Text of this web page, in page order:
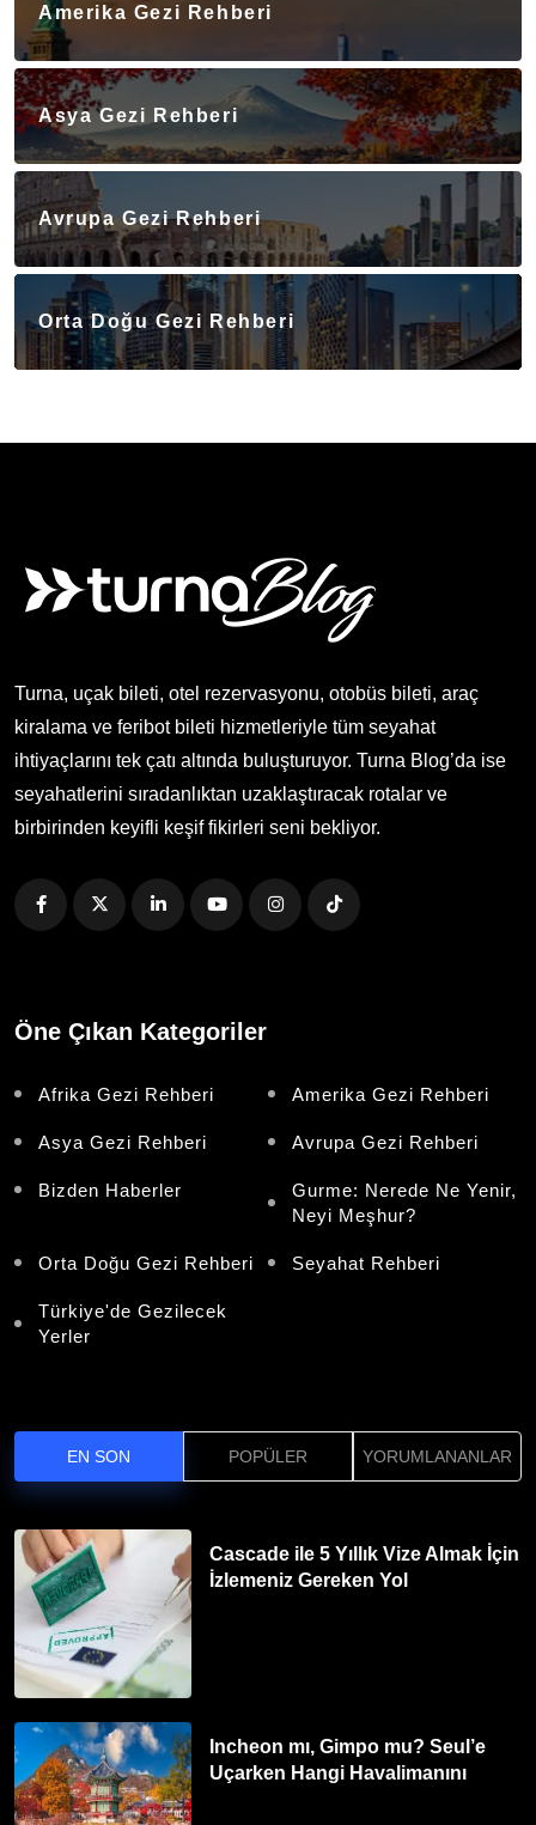
Amerika Gezi Rehberi
Asya Gezi Rehberi
Avrupa Gezi Rehberi
Orta Doğu Gezi Rehberi
Turna, uçak bileti, otel rezervasyonu, otobüs bileti, araç
kiralama ve feribot bileti hizmetleriyle tüm seyahat
ihtiyaçlarını tek çatı altında buluşturuyor. Turna Blog’da ise
seyahatlerini sıradanlıktan uzaklaştıracak rotalar ve
birbirinden keyifli keşif fikirleri seni bekliyor.
Öne Çıkan Kategoriler
Afrika Gezi Rehberi Amerika Gezi Rehberi
Asya Gezi Rehberi Avrupa Gezi Rehberi
Bizden Haberler
Gurme: Nerede Ne Yenir,
Neyi Meşhur?
Orta Doğu Gezi Rehberi Seyahat Rehberi
Türkiye'de Gezilecek
Yerler
EN SON POPÜLER YORUMLANANLAR
Cascade ile 5 Yıllık Vize Almak İçin
İzlemeniz Gereken Yol
Incheon mı, Gimpo mu? Seul’e
Uçarken Hangi Havalimanını